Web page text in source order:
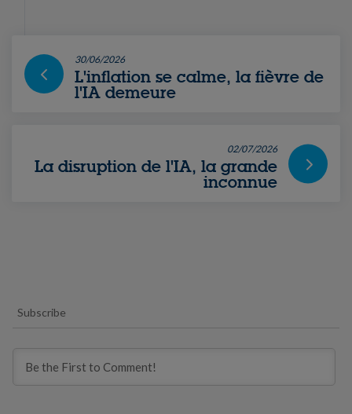
30/06/2026
L'inflation se calme, la fièvre de
l'IA demeure
02/07/2026
La disruption de l'IA, la grande
inconnue
Subscribe